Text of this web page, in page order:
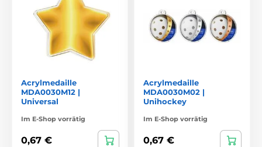
Acrylmedaille
MDA0030M12 |
Universal
Im E-Shop vorrätig
0,67 €
Acrylmedaille
MDA0030M02 |
Unihockey
Im E-Shop vorrätig
0,67 €